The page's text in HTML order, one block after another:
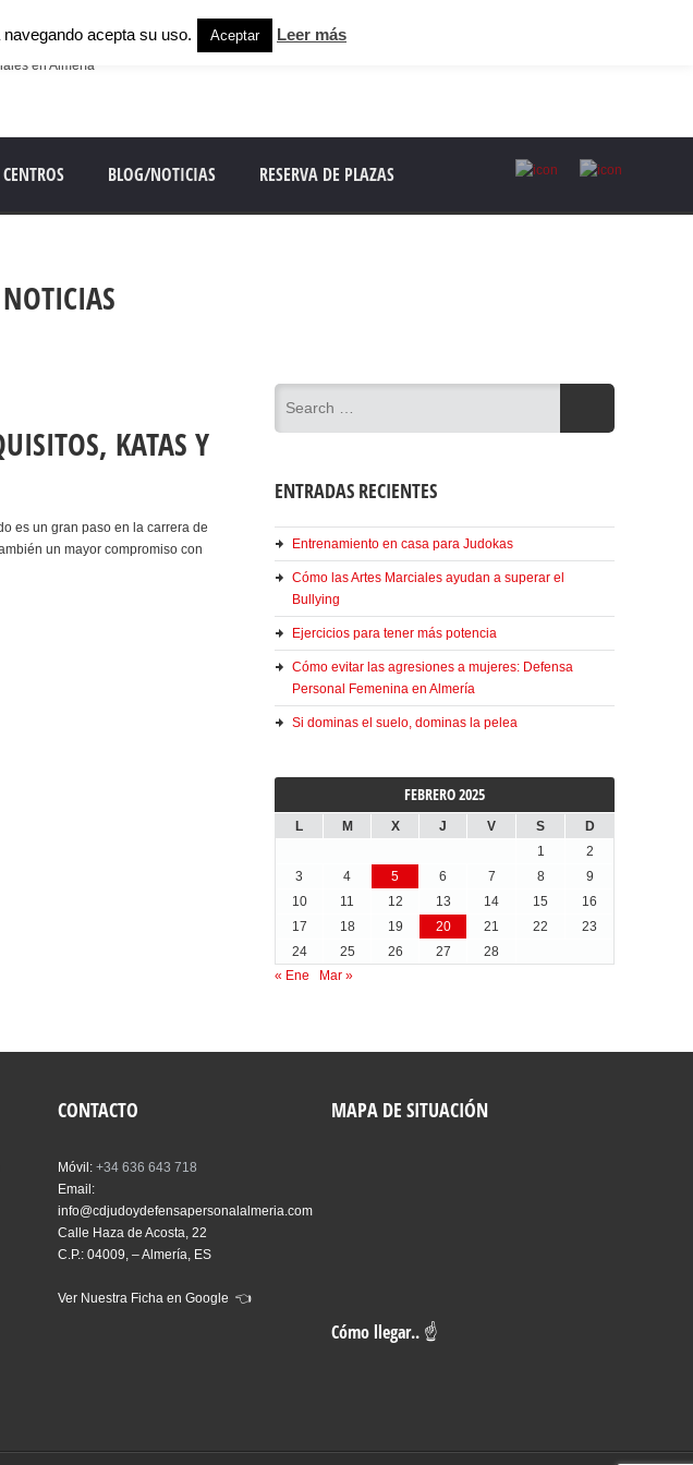
en Almería
CENTROS BLOG/NOTICIAS RESERVA DE PLAZAS
KATAS Y
es un gran paso en la carrera de
un mayor compromiso con
ENTRADAS RECIENTES
Entrenamiento en casa para Judokas
Cómo las Artes Marciales ayudan a superar el
Bullying
Ejercicios para tener más potencia
Cómo evitar las agresiones a mujeres: Defensa
Personal Femenina en Almería
Si dominas el suelo, dominas la pelea
FEBRERO 2025
L M X J V S
D
1
2
3
4 5 6 7 8
9
10
11 12 13 14 15
16
17
18 19 20 21 22
23
24
25 26 27
28
« Ene
Mar »
CONTACTO
Móvil:+34 636 643 718
Email:
info@cdjudoydefensapersonalalmeria.com
Calle Haza de Acosta, 22
C.P.: 04009, – Almería, ES
Ver Nuestra Ficha en Google 👈
MAPA DE SITUACIÓN
Cómo llegar.. ☝
acepta su uso. Aceptar Leer más